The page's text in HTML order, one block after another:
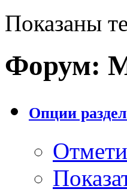
Показаны
Форум:
Опции